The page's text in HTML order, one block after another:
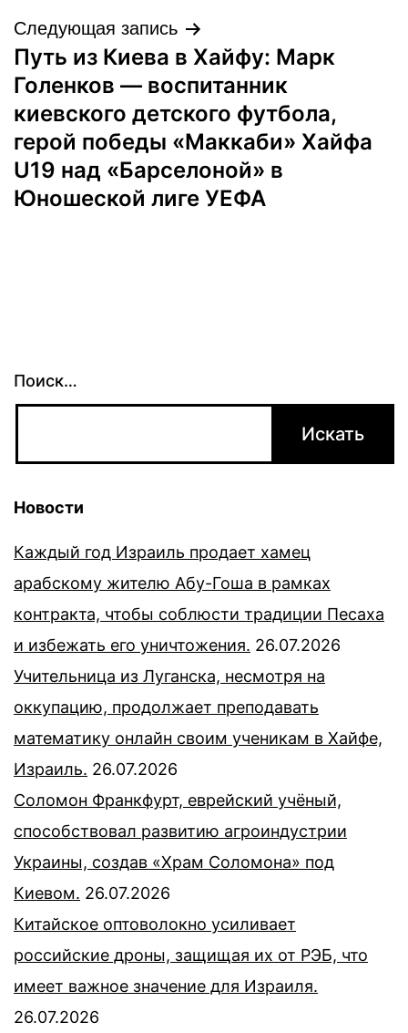
Следующая запись
Путь из Киева в Хайфу: Марк
Голенков — воспитанник
киевского детского футбола,
герой победы «Маккаби» Хайфа
U19 над «Барселоной» в
Юношеской лиге УЕФА
Поиск…
Новости
Каждый год Израиль продает хамец
арабскому жителю Абу-Гоша в рамках
контракта, чтобы соблюсти традиции Песаха
и избежать его уничтожения. 26.07.2026
Учительница из Луганска, несмотря на
оккупацию, продолжает преподавать
математику онлайн своим ученикам в Хайфе,
Израиль. 26.07.2026
Соломон Франкфурт, еврейский учёный,
способствовал развитию агроиндустрии
Украины, создав «Храм Соломона» под
Киевом. 26.07.2026
Китайское оптоволокно усиливает
российские дроны, защищая их от РЭБ, что
имеет важное значение для Израиля.
26.07.2026